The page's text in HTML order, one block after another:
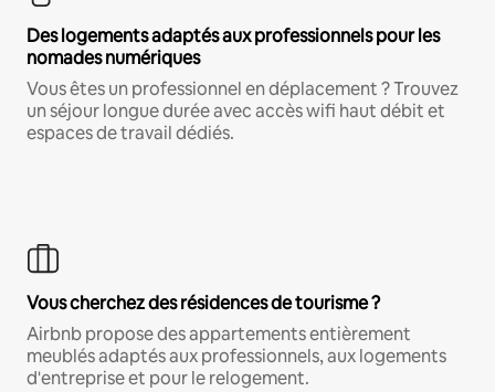
Des logements adaptés aux professionnels pour les
nomades numériques
Vous êtes un professionnel en déplacement ? Trouvez
un séjour longue durée avec accès wifi haut débit et
espaces de travail dédiés.
Vous cherchez des résidences de tourisme ?
Airbnb propose des appartements entièrement
meublés adaptés aux professionnels, aux logements
d'entreprise et pour le relogement.